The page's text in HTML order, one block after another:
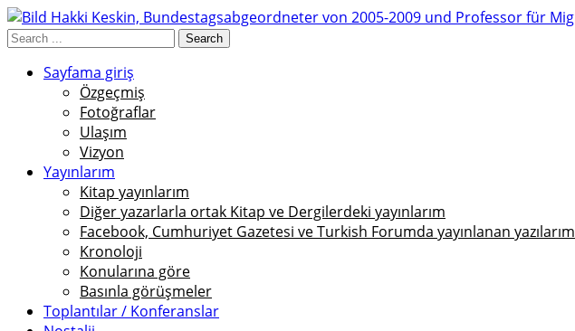
Sayfama giriş
Özgeçmiş
Fotoğraflar
Ulaşım
Vizyon
Yayınlarım
Kitap yayınlarım
Diğer yazarlarla ortak Kitap ve Dergilerdeki yayınlarım
Facebook, Cumhuriyet Gazetesi ve Turkish Forumda yayınlanan yazılarım
Kronoloji
Konularına göre
Basınla görüşmeler
Toplantılar / Konferanslar